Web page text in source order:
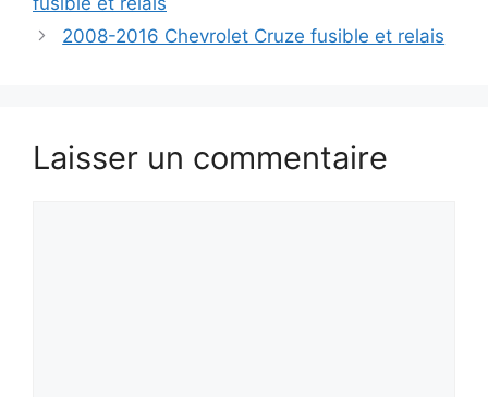
2008-2016 Chevrolet Cruze fusible et relais
Laisser un commentaire